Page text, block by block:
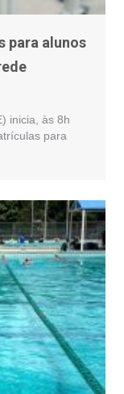
para alunos
inicia, às 8h
para